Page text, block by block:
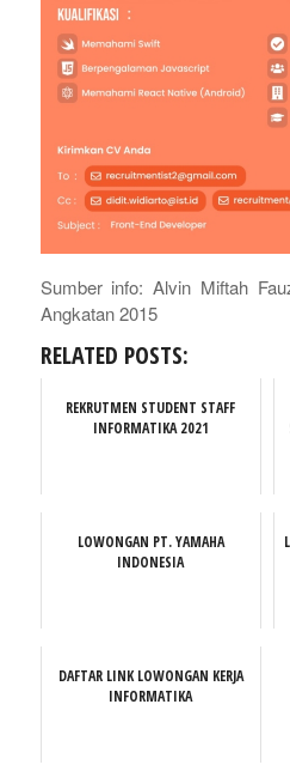
Sumber info: Alvin Miftah
Angkatan 2015
RELATED POSTS:
REKRUTMEN STUDENT STAFF
INFORMATIKA 2021
LOWONGAN PT. YAMAHA
INDONESIA
DAFTAR LINK LOWONGAN KERJA
INFORMATIKA